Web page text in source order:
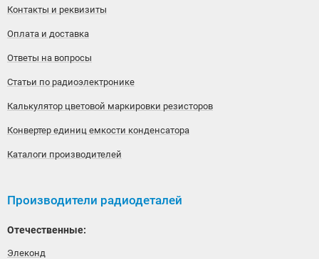
Контакты и реквизиты
Оплата и доставка
Ответы на вопросы
Статьи по радиоэлектронике
Калькулятор цветовой маркировки резисторов
Конвертер единиц емкости конденсатора
Каталоги производителей
Производители радиодеталей
Отечественные:
Элеконд